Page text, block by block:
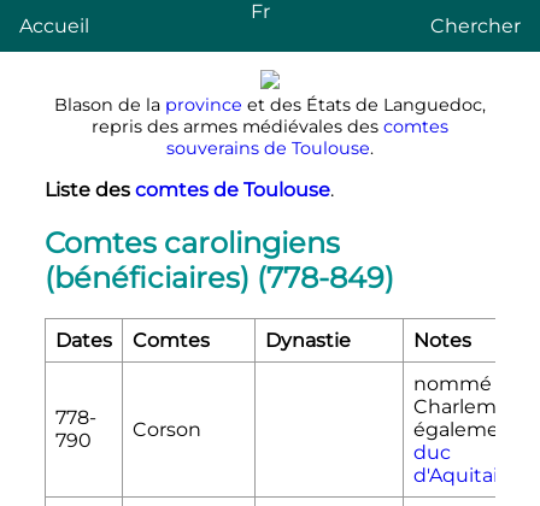
Accueil
Fr
Chercher
Blason de la province et des États de Languedoc,
repris des armes médiévales des comtes
souverains de Toulouse.
Liste des comtes de Toulouse.
Comtes carolingiens
(bénéficiaires) (778-849)
Dates Comtes Dynastie Notes
778-
790
Corson
nommé par
également
duc
d'Aquitaine